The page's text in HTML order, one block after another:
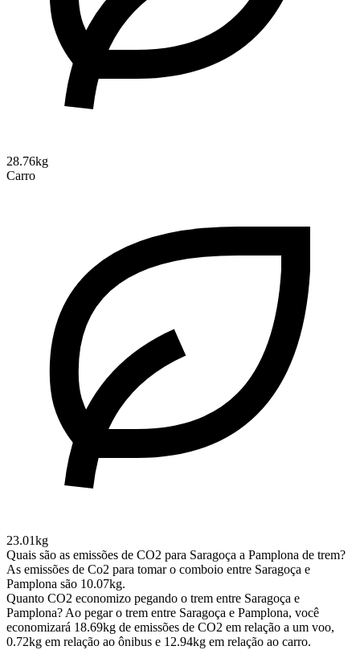
28.76kg
Carro
23.01kg
Quais são as emissões de CO2 para Saragoça a Pamplona de trem?
As emissões de Co2 para tomar o comboio entre Saragoça e
Pamplona são 10.07kg.
Quanto CO2 economizo pegando o trem entre Saragoça e
Pamplona? Ao pegar o trem entre Saragoça e Pamplona, você
economizará 18.69kg de emissões de CO2 em relação a um voo,
0.72kg em relação ao ônibus e 12.94kg em relação ao carro.